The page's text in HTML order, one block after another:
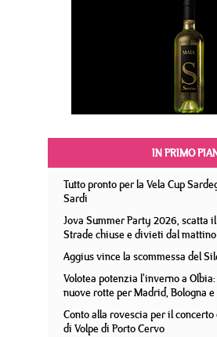
IN PRIMO
Tutto pronto per la Vela Cup
Sardi
Jova Summer Party 2026, scatta
Strade chiuse e divieti dal mattino
Aggius vince la scommessa del
Volotea potenzia l'inverno a
nuove rotte per Madrid, Bologna
Conto alla rovescia per il
di Volpe di Porto Cervo